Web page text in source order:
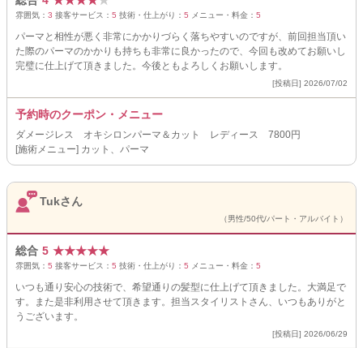
雰囲気： 3 接客サービス： 5 技術・仕上がり： 5 メニュー・料金： 5
パーマと相性が悪く非常にかかりづらく落ちやすいのですが、前回担当頂い
た際のパーマのかかりも持ちも非常に良かったので、今回も改めてお願いし
完璧に仕上げて頂きました。今後ともよろしくお願いします。
[投稿日] 2026/07/02
予約時のクーポン・メニュー
ダメージレス オキシロンパーマ＆カット レディース 7800円
[施術メニュー] カット、パーマ
Tukさん
（男性/50代/パート・アルバイト）
総合 5 ★★★★★
雰囲気： 5 接客サービス： 5 技術・仕上がり： 5 メニュー・料金： 5
いつも通り安心の技術で、希望通りの髪型に仕上げて頂きました。大満足で
す。また是非利用させて頂きます。担当スタイリストさん、いつもありがと
うございます。
[投稿日] 2026/06/29